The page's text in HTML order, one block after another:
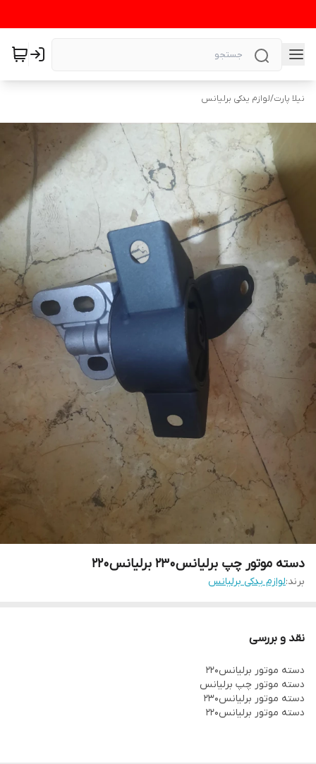
نیلا پارت/لوازم یدکی برلیانس
دسته موتور چپ برلیانس۲۳۰ برلیانس۲۲۰
برند:لوازم یدکی برلیانس
نقد و بررسی
دسته موتور برلیانس۲۲۰
دسته موتور چپ برلیانس
دسته موتور برلیانس۲۳۰
دسته موتور برلیانس۲۲۰